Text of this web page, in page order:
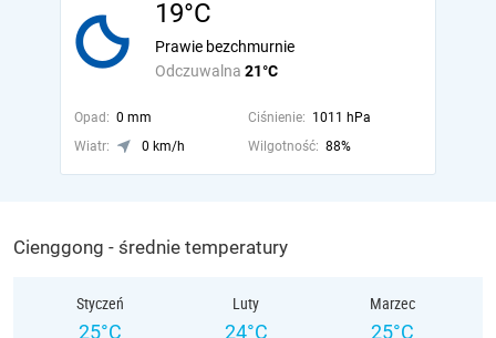
19°C
Odczuwalna 21°C
Prawie bezchmurnie
Opad: 0 mm Ciśnienie: 1011 hPa
Wiatr:
0 km/h Wilgotność: 88%
Cienggong - średnie temperatury
Styczeń
25°C
Luty
24°C
Marzec
25°C